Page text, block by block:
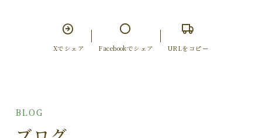
Xでシェア Facebookでシェア URLをコピー
BLOG